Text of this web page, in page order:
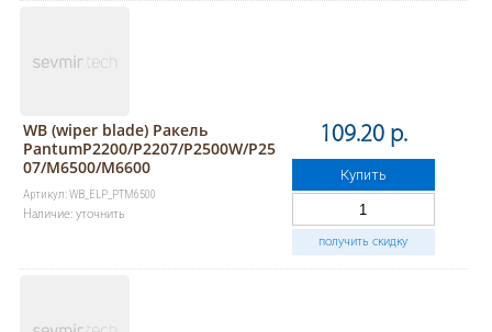
WB (wiper blade) Ракель
PantumP2200/P2207/P2500W/P25
07/M6500/M6600
Артикул: WB_ELP_PTM6500
Наличие: уточнить
109.20 р.
Купить
получить скидку